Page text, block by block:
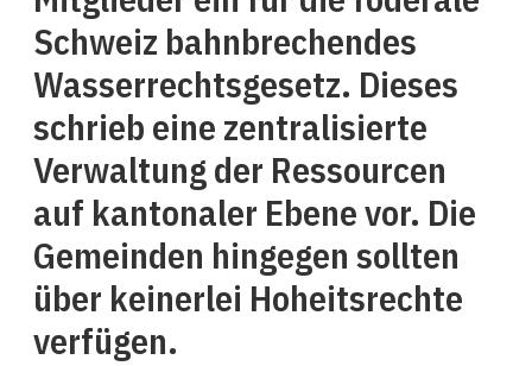
Schweiz bahnbrechendes
Wasserrechtsgesetz. Dieses
schrieb eine zentralisierte
Verwaltung der Ressourcen
auf kantonaler Ebene vor. Die
Gemeinden hingegen sollten
über keinerlei Hoheitsrechte
verfügen.